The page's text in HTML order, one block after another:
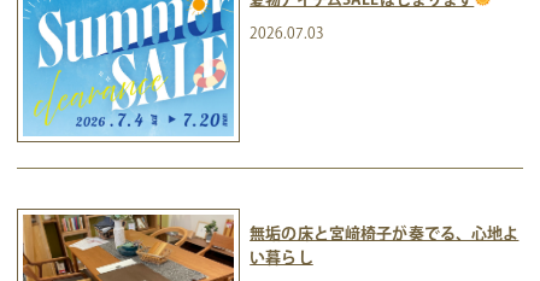
2026.07.03
無垢の床と宮﨑椅子が奏でる、心地よ
い暮らし